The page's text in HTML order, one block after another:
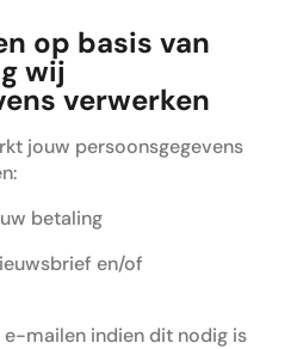
op basis van
wij
verwerken
jouw persoonsgegevens
betaling
en/of
mailen indien dit nodig is